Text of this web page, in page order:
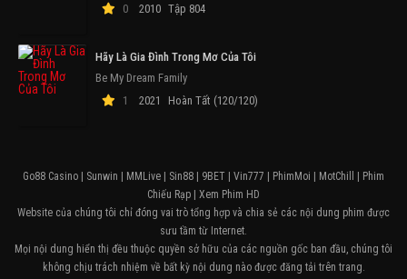
0
2010 Tập 804
Hãy Là Gia Đình Trong Mơ Của Tôi
Be My Dream Family
1
2021 Hoàn Tất (120/120)
Go88 Casino | Sunwin | MMLive | Sin88 | 9BET | Vin777 | PhimMoi | MotChill | Phim
Chiếu Rạp | Xem Phim HD
Website của chúng tôi chỉ đóng vai trò tổng hợp và chia sẻ các nội dung phim được
sưu tầm từ Internet.
Mọi nội dung hiển thị đều thuộc quyền sở hữu của các nguồn gốc ban đầu, chúng tôi
không chịu trách nhiệm về bất kỳ nội dung nào được đăng tải trên trang.